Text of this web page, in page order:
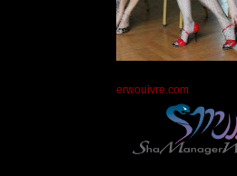
erwouivre.com